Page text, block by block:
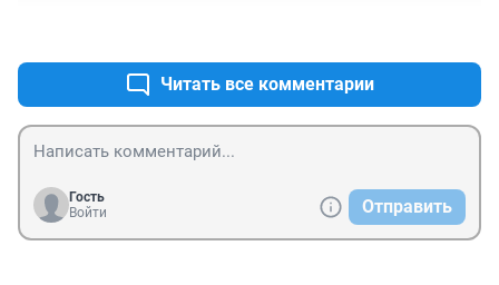
Читать все комментарии
Гость
Войти
Отправить